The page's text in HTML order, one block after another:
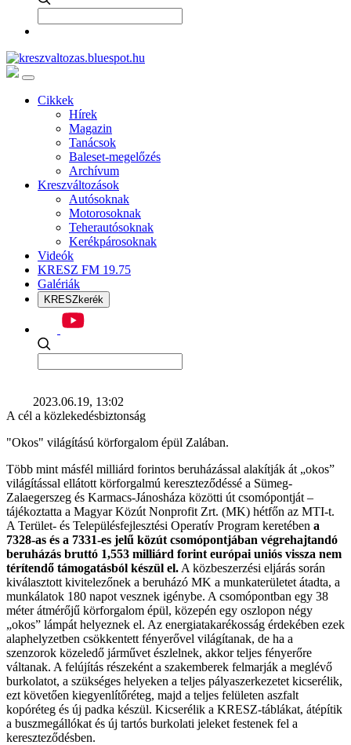
Cikkek
Hírek
Magazin
Tanácsok
Baleset-megelőzés
Archívum
Kreszváltozások
Autósoknak
Motorosoknak
Teherautósoknak
Kerékpárosoknak
Videók
KRESZ FM 19.75
Galériák
KRESZkerék
2023.06.19, 13:02
A cél a közlekedésbiztonság
"Okos" világítású körforgalom épül Zalában.
Több mint másfél milliárd forintos beruházással alakítják át „okos”
világítással ellátott körforgalmú kereszteződéssé a Sümeg-
Zalaegerszeg és Karmacs-Jánosháza közötti út csomópontját –
tájékoztatta a Magyar Közút Nonprofit Zrt. (MK) hétfőn az MTI-t.
A Terület- és Településfejlesztési Operatív Program keretében a
7328-as és a 7331-es jelű közút csomópontjában végrehajtandó
beruházás bruttó 1,553 milliárd forint európai uniós vissza nem
térítendő támogatásból készül el. A közbeszerzési eljárás során
kiválasztott kivitelezőnek a beruházó MK a munkaterületet átadta, a
munkálatok 180 napot vesznek igénybe. A csomópontban egy 38
méter átmérőjű körforgalom épül, közepén egy oszlopon négy
„okos” lámpát helyeznek el. Az energiatakarékosság érdekében ezek
alaphelyzetben csökkentett fényerővel világítanak, de ha a
szenzorok közeledő járművet észlelnek, akkor teljes fényerőre
váltanak. A felújítás részeként a szakemberek felmarják a meglévő
burkolatot, a szükséges helyeken a teljes pályaszerkezetet kicserélik,
ezt követően kiegyenlítőréteg, majd a teljes felületen aszfalt
kopóréteg és új padka készül. Kicserélik a KRESZ-táblákat, átépítik
a buszmegállókat és új tartós burkolati jeleket festenek fel a
kereszteződésben.